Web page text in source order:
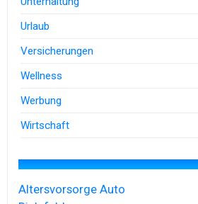
Urlaub
Versicherungen
Wellness
Werbung
Wirtschaft
Altersvorsorge Auto